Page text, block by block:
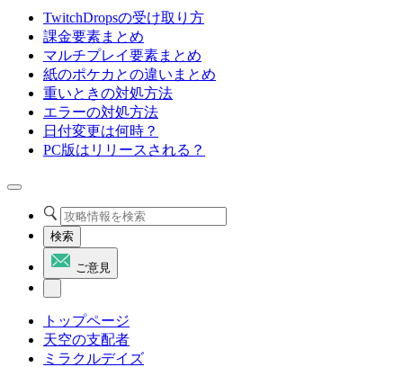
TwitchDropsの受け取り方
課金要素まとめ
マルチプレイ要素まとめ
紙のポケカとの違いまとめ
重いときの対処方法
エラーの対処方法
日付変更は何時？
PC版はリリースされる？
検索
ご意見
トップページ
天空の支配者
ミラクルデイズ